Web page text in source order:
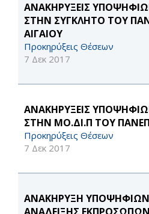
ΑΝΑΚΗΡΥΞΕΙΣ
ΣΤΗΝ ΣΥΓΚΛΗΤΟ ΤΟΥ
ΑΙΓΑΙΟΥ
Προκηρύξεις Θέσεων
7 Δεκ 2017
ΑΝΑΚΗΡΥΞΕΙΣ
ΣΤΗΝ ΜΟ.ΔΙ.Π ΤΟΥ
Προκηρύξεις Θέσεων
7 Δεκ 2017
ΑΝΑΚΗΡΥΞΗ ΥΠΟΨΗΦΙΩΝ